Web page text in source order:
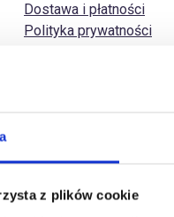
z plików cookie
Dostawa i płatności
Polityka prywatności
FAQ – pytania i